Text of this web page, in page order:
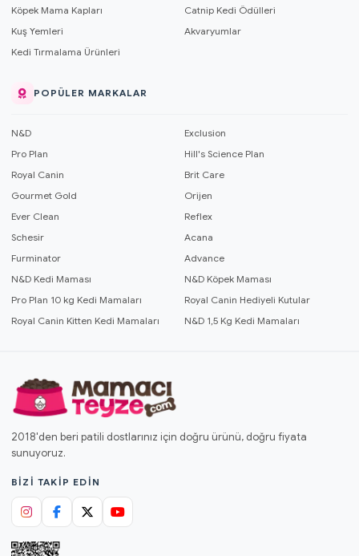
Köpek Mama Kapları
Catnip Kedi Ödülleri
Kuş Yemleri
Akvaryumlar
Kedi Tırmalama Ürünleri
POPÜLER MARKALAR
N&D
Exclusion
Pro Plan
Hill's Science Plan
Royal Canin
Brit Care
Gourmet Gold
Orijen
Ever Clean
Reflex
Schesir
Acana
Furminator
Advance
N&D Kedi Maması
N&D Köpek Maması
Pro Plan 10 kg Kedi Mamaları
Royal Canin Hediyeli Kutular
Royal Canin Kitten Kedi Mamaları
N&D 1,5 Kg Kedi Mamaları
2018'den beri patili dostlarınız için doğru ürünü, doğru fiyata
sunuyoruz.
BIZI TAKIP EDIN